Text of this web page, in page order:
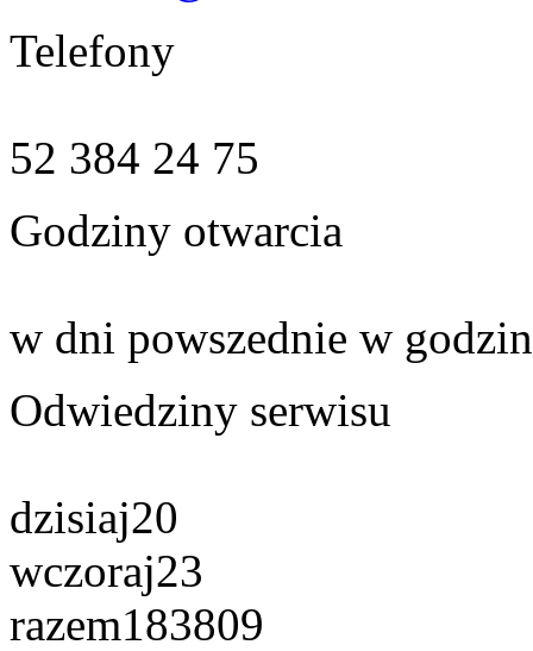
Telefony
52 384 24 75
Godziny otwarcia
w dni powszednie w
Odwiedziny serwisu
dzisiaj20
wczoraj23
razem183809